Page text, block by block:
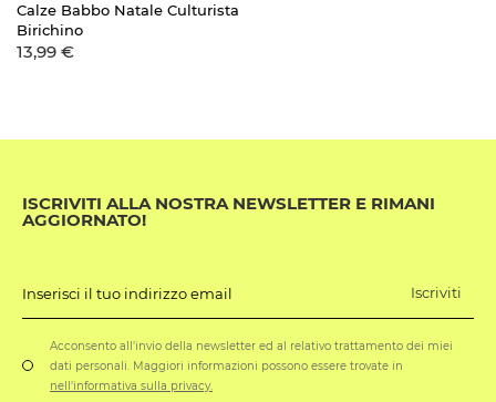
Calze Babbo Natale Culturista
Birichino
13,99 €
ISCRIVITI ALLA NOSTRA NEWSLETTER E RIMANI
AGGIORNATO!
Inserisci il tuo indirizzo email Iscriviti
Acconsento all'invio della newsletter ed al relativo trattamento dei miei
dati personali. Maggiori informazioni possono essere trovate in
nell'informativa sulla privacy.